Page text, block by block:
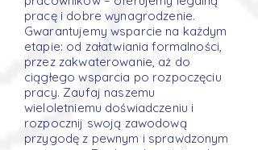
pracę i dobre wynagrodzenie.
Gwarantujemy wsparcie na każdym
etapie: od załatwiania formalności,
przez zakwaterowanie, aż do
ciągłego wsparcia po rozpoczęciu
pracy. Zaufaj naszemu
wieloletniemu doświadczeniu i
rozpocznij swoją zawodową
przygodę z pewnym i sprawdzonym